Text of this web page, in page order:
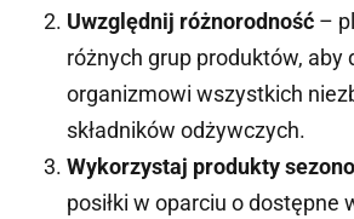
Uwzględnij różnorodność –
różnych grup produktów, aby
organizmowi wszystkich
składników odżywczych.
Wykorzystaj produkty
posiłki w oparciu o dostępne